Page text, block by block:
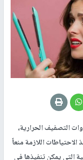
التصفيف الحرارية،
اللازمة منعاً